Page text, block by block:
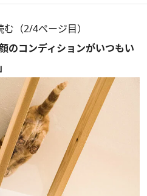
（2/4ページ目）
のコンディションがいつもい